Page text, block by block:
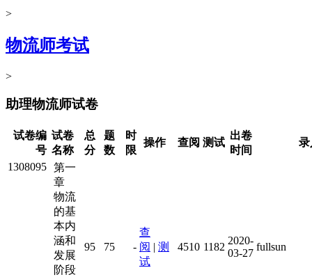
>
物流师考试
>
助理物流师试卷
试卷编
号
试卷
名称
总
分
题
数
时
限
操作 查阅 测试
出卷
时间
录
1308095 第一
章
物流
的基
本内
涵和
发展
阶段
95 75 -
查
阅 | 测
试
4510 1182
2020-
03-27
fullsun